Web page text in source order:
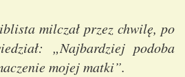
milczał przez chwilę, po
„Najbardziej podoba
mojej matki”.